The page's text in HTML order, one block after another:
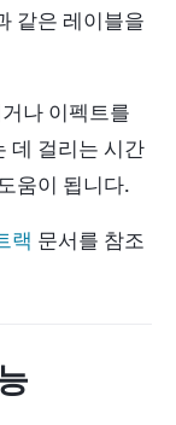
같은 레이블을
나 이펙트를
데 걸리는 시간
움이 됩니다.
랙 문서를 참조